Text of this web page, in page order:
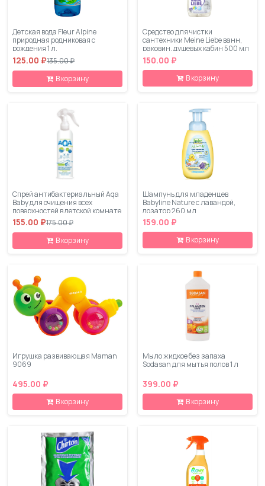
Детская вода Fleur Alpine
природная родниковая с
рождения 1 л.
125.00 ₽135.00 ₽
В корзину
Средство для чистки
сантехники Meine Liebe ванн,
раковин, душевых кабин 500 мл
150.00 ₽
В корзину
Спрей антибактериальный Aqa
Baby для очищения всех
поверхностей в детской комнате
300 мл
155.00 ₽175.00 ₽
В корзину
Шампунь для младенцев
Babyline Nature с лавандой,
дозатор 260 мл
159.00 ₽
В корзину
Игрушка развивающая Maman
9069
495.00 ₽
В корзину
Мыло жидкое без запаха
Sodasan для мытья полов 1 л
399.00 ₽
В корзину